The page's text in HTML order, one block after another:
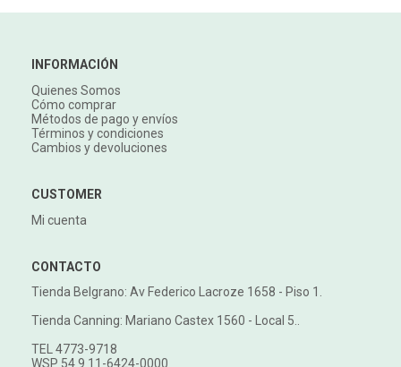
INFORMACIÓN
Quienes Somos
Cómo comprar
Métodos de pago y envíos
Términos y condiciones
Cambios y devoluciones
CUSTOMER
Mi cuenta
CONTACTO
Tienda Belgrano: Av Federico Lacroze 1658 - Piso 1.
Tienda Canning: Mariano Castex 1560 - Local 5..
TEL 4773-9718
WSP 54 9 11-6424-0000